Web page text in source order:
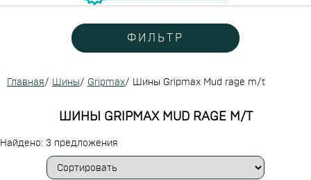
ФИЛЬТР
Главная/ Шины/ Gripmax/ Шины Gripmax Mud rage m/t
ШИНЫ GRIPMAX MUD RAGE M/T
Найдено: 3 предложения